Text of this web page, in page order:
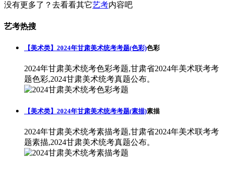
没有更多了？去看看其它艺考内容吧
艺考热搜
【美术类】2024年甘肃美术统考考题(色彩)色彩
2024年甘肃美术统考色彩考题,甘肃省2024年美术联考考
题色彩,2024甘肃美术统考真题公布。
【美术类】2024年甘肃美术统考考题(素描)素描
2024年甘肃美术统考素描考题,甘肃省2024年美术联考考
题素描,2024甘肃美术统考真题公布。